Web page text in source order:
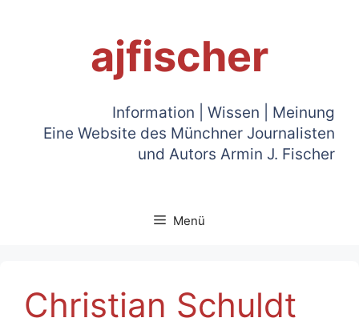
ajfischer
Information | Wissen | Meinung
Eine Website des Münchner Journalisten
und Autors Armin J. Fischer
Menü
Christian Schuldt